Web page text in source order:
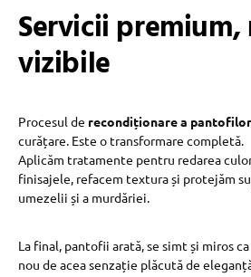
Servicii
vizibile
Procesul de recondiționare a pantofilor
curățare. Este o transformare completă.
Aplicăm tratamente pentru redarea
finisajele, refacem textura și protejăm
umezelii și a murdăriei.
La final, pantofii arată, se simt și miros
nou de acea senzație plăcută de